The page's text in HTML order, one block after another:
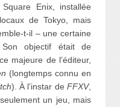
Enix, installée
de Tokyo, mais
t-il – une certaine
objectif était de
majeure de l’éditeur,
(longtemps connu en
). À l’instar deFFXV,
un jeu, mais